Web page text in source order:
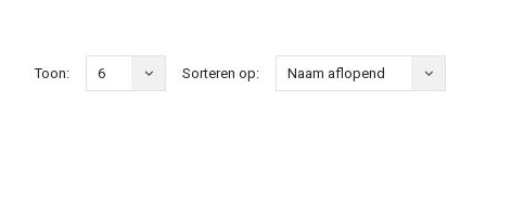
Sorteren op: Naam aflopend
Toon: 6